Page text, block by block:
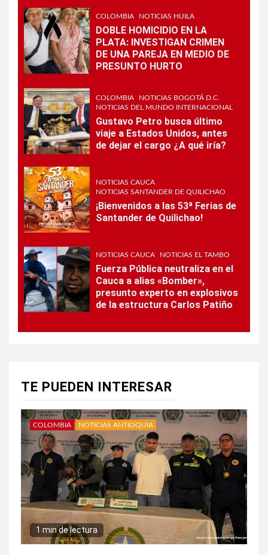
COLOMBIA NOTICIAS HUILA
DOBLE HOMICIDIO EN LA
PLATA: INVESTIGAN CRIMEN
DE UNA PAREJA EN MEDIO DE
PRESUNTO HURTO
COLOMBIA
NOTICIAS BOGOTÁ D.C.
NOTICIAS DEL MUNDO INTERNACIONAL
Gustavo Petro busca último
viaje a Estados Unidos, antes
de dejar el cargo ¿A qué iría?
NOTICIAS CAUCA
NOTICIAS SANTANDER DE QUILICHAO
¡Bienvenidos a las 53ª Ferias de
Santander de Quilichao!
NOTICIAS CAUCA NOTICIAS EL TAMBO
Fuerza Pública neutraliza en el
Cauca a alias «Bomber»,
presunto experto en explosivos
de la estructura Carlos Patiño
TE PUEDEN INTERESAR
COLOMBIA NOTICIAS ANTIOQUIA
1 min de lectura